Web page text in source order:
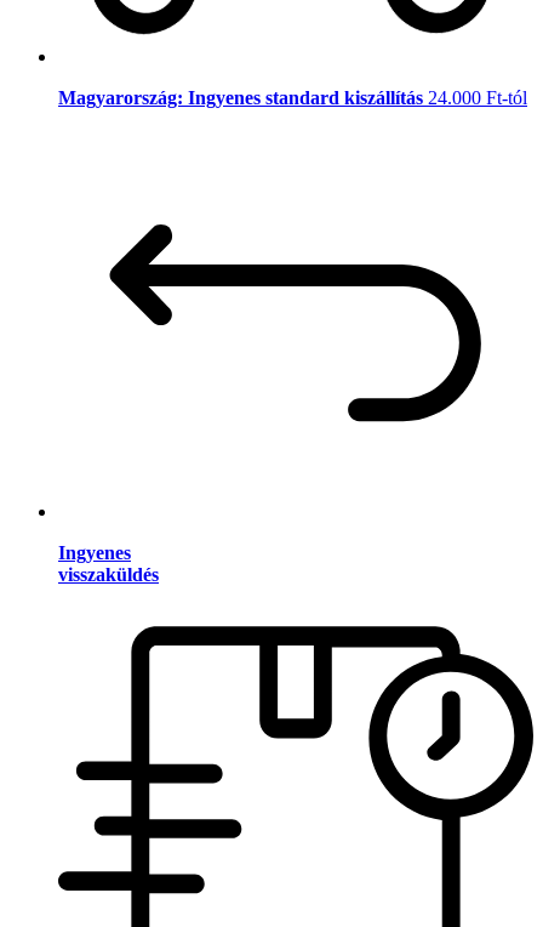
Magyarország: Ingyenes standard kiszállítás 24.000 Ft-tól
Ingyenes
visszaküldés